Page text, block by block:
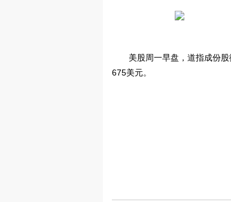
美股周一早盘，道指成份
675美元。